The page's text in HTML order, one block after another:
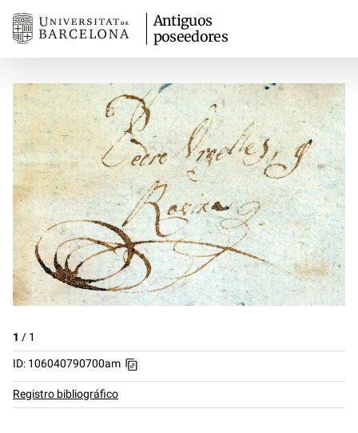
Antiguos
poseedores
1 / 1
ID: 106040790700am
Registro bibliográfico